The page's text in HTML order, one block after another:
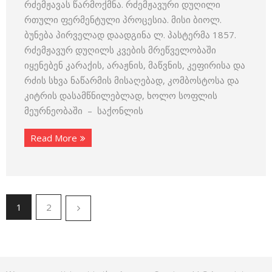
რძემჟავას წარმოქმნა. რძემჟავური დუღილი
რთული ფერმენტული პროცესია. მისი ბიოლ.
ბუნება პირველად დაადგინა ლ. პასტერმა 1857.
რძემჟავურ დუღილს კვების მრეწველობაში
იყენებენ კარაქის, არაჟნის, მაწვნის, კეფირისა და
რძის სხვა ნაწარმის მისაღებად, კომბოსტოსა და
კიტრის დასამწნილებლად, ხოლო სოფლის
მეურნეობაში – საქონლის
Read More
1 2